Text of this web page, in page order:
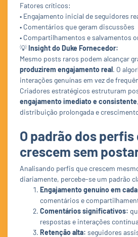
Fatores críticos:
• Engajamento inicial de seguidores
• Comentários que geram discussões
• Compartilhamentos e salvamentos
💡Insight do Duke Fornecedor:
Mesmo posts raros podem alcançar
produzirem engajamento real. O
interações genuínas em vez de
Criadores estratégicos estruturam
engajamento imediato e consistente
distribuição prolongada e
O padrão dos perfis
crescem sem
Analisando perfis que crescem
diariamente, percebe-se um padrão
Engajamento genuíno em
comentários e
Comentários significativos:
respostas e interações
Retenção alta: seguidores